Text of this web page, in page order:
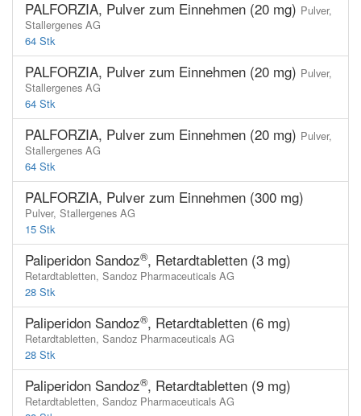
PALFORZIA, Pulver zum Einnehmen (20 mg) Pulver,
Stallergenes AG
64 Stk
PALFORZIA, Pulver zum Einnehmen (20 mg) Pulver,
Stallergenes AG
64 Stk
PALFORZIA, Pulver zum Einnehmen (20 mg) Pulver,
Stallergenes AG
64 Stk
PALFORZIA, Pulver zum Einnehmen (300 mg)
Pulver, Stallergenes AG
15 Stk
Paliperidon Sandoz®, Retardtabletten (3 mg)
Retardtabletten, Sandoz Pharmaceuticals AG
28 Stk
Paliperidon Sandoz®, Retardtabletten (6 mg)
Retardtabletten, Sandoz Pharmaceuticals AG
28 Stk
Paliperidon Sandoz®, Retardtabletten (9 mg)
Retardtabletten, Sandoz Pharmaceuticals AG